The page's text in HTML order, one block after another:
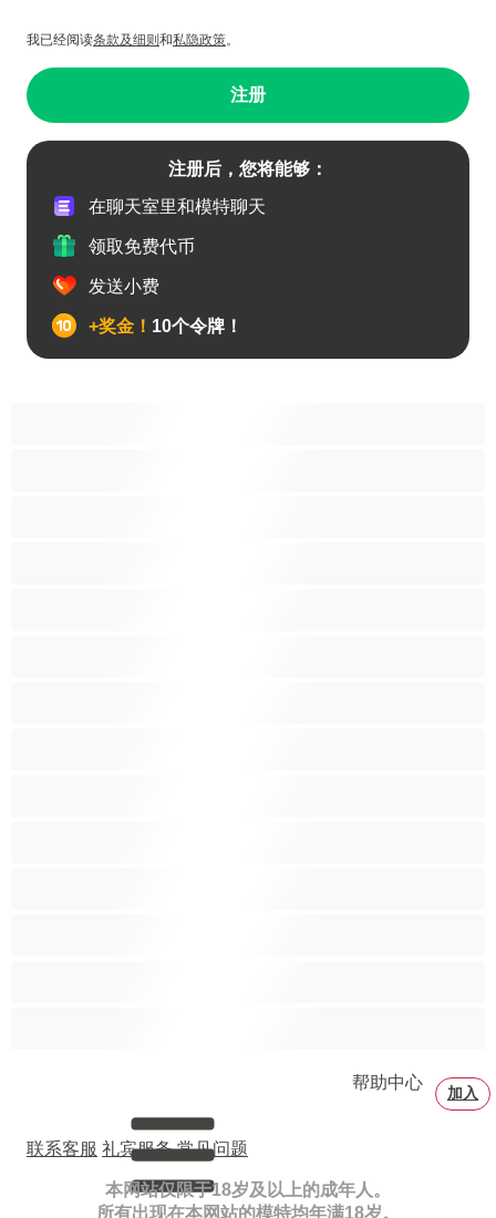
我已经阅读条款及细则 和私隐政策。
注册
注册后，您将能够：
在聊天室里和模特聊天
领取免费代币
发送小费
+奖金！ 10个令牌！
帮助中心
加入
联系客服 礼宾服务 常见问题
本网站仅限于18岁及以上的成年人。
所有出现在本网站的模特均年满18岁。